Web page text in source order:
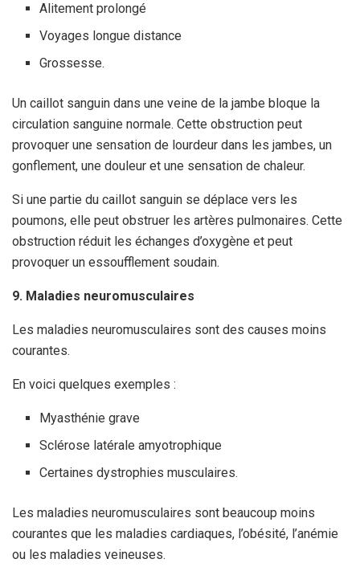
Alitement prolongé
Voyages longue distance
Grossesse.
Un caillot sanguin dans une veine de la jambe bloque la
circulation sanguine normale. Cette obstruction peut
provoquer une sensation de lourdeur dans les jambes, un
gonflement, une douleur et une sensation de chaleur.
Si une partie du caillot sanguin se déplace vers les
poumons, elle peut obstruer les artères pulmonaires. Cette
obstruction réduit les échanges d’oxygène et peut
provoquer un essoufflement soudain.
9. Maladies neuromusculaires
Les maladies neuromusculaires sont des causes moins
courantes.
En voici quelques exemples :
Myasthénie grave
Sclérose latérale amyotrophique
Certaines dystrophies musculaires.
Les maladies neuromusculaires sont beaucoup moins
courantes que les maladies cardiaques, l’obésité, l’anémie
ou les maladies veineuses.